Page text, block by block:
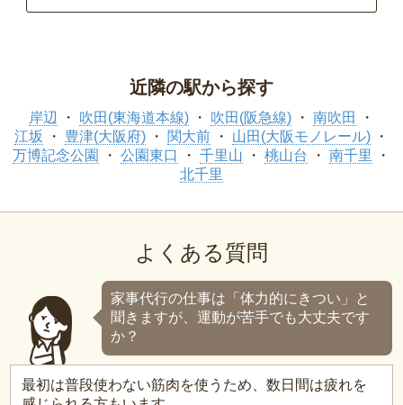
近隣の駅から探す
岸辺 吹田(東海道本線) 吹田(阪急線)
南吹田
江坂
豊津(大阪府) 関大前
山田(大阪モノレール)
万博記念公園
公園東口 千里山 桃山台
南千里
北千里
よくある質問
家事代行の仕事は「体力的にきつい」と
聞きますが、運動が苦手でも大丈夫です
か？
最初は普段使わない筋肉を使うため、数日間は疲れを